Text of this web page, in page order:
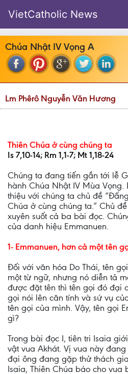
VietCatholic News
Chúa Nhật IV Vọng A
Lm Phêrô Nguyễn Văn Hương
Thiên Chúa ở cùng chúng ta
Is 7,10-14; Rm 1,1-7; Mt 1,18-24
Chúng ta đang tiến gần tới lễ
hành Chúa Nhật IV Mùa
thiệu với chúng ta chủ đề
Chúa ở cùng chúng ta.” Chủ
xuyên suốt cả ba bài đọc.
của danh hiệu Emmanuen.
1- Emmanuen, hơn cả một tên
Đối với văn hóa Do Thái, tên
một từ ngữ, nhưng nó diễn tả
được đặt tên thì tên gọi đó đại
gọi nói lên căn tính và sứ vụ
tên gọi của mình. Vậy, tên gọi
gì?
Trong bài đọc I, tiên tri Isaia
vật vua Akhát. Vị vua này
đại ông đang gặp thử thách
Isaia, Thiên Chúa báo cho vua